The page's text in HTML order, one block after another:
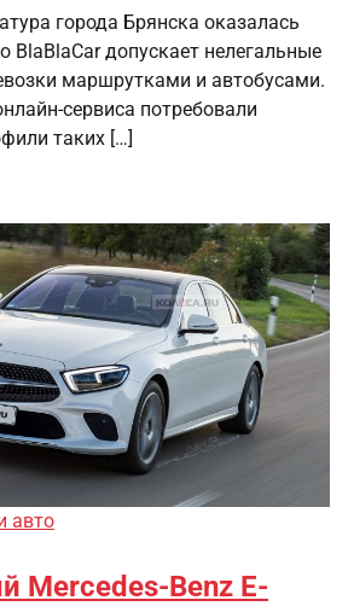
города Брянска оказалась
BlaBlaCar допускает нелегальные
маршрутками и автобусами.
сервиса потребовали
таких […]
авто
Mercedes-Benz E-